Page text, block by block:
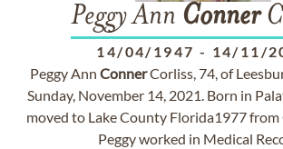
Peggy Ann Conner
14/04/1947 - 14/11/
Peggy Ann ConnerCorliss, 74, of
Sunday, November 14, 2021. Born in
moved to Lake County Florida1977 from
Peggy worked in Medical